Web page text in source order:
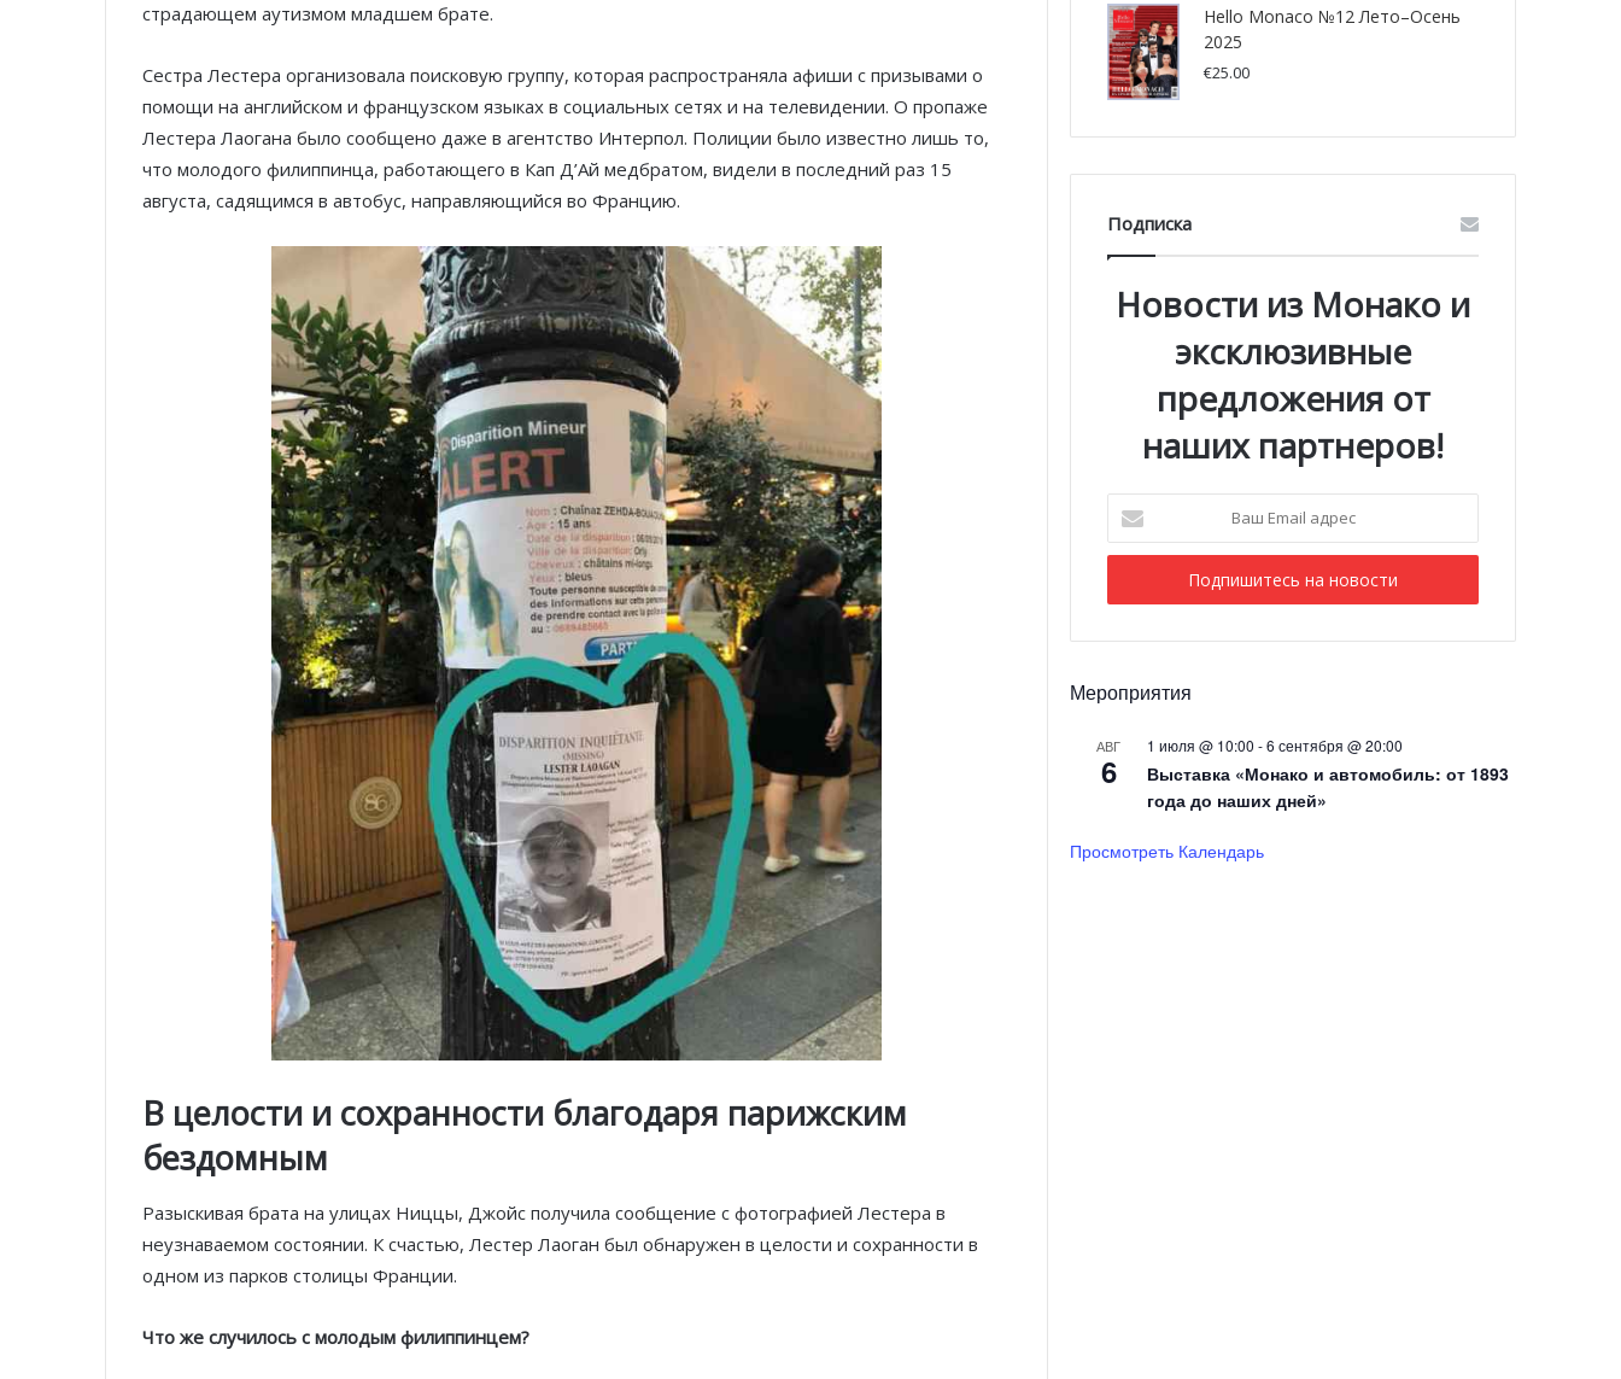
страдающем аутизмом младшем брате.
Сестра Лестера организовала поисковую группу, которая распространяла афиши с призывами о
помощи на английском и французском языках в социальных сетях и на телевидении. О пропаже
Лестера Лаогана было сообщено даже в агентство Интерпол. Полиции было известно лишь то,
что молодого филиппинца, работающего в Кап Д’Ай медбратом, видели в последний раз 15
августа, садящимся в автобус, направляющийся во Францию.
В целости и сохранности благодаря парижским
бездомным
Разыскивая брата на улицах Ниццы, Джойс получила сообщение с фотографией Лестера в
неузнаваемом состоянии. К счастью, Лестер Лаоган был обнаружен в целости и сохранности в
одном из парков столицы Франции.
Что же случилось с молодым филиппинцем?
Hello Monaco №12 Лето–Осень
2025
€25.00
Подписка
Новости из Монако и
эксклюзивные
предложения от
наших партнеров!
Email
адрес
Мероприятия
АВГ
6
1 июля @ 10:00 -6 сентября @ 20:00
Выставка «Монако и автомобиль: от 1893
года до наших дней»
Просмотреть Календарь